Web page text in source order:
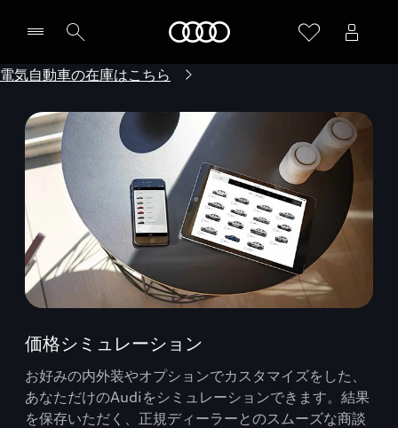
電気自動車の在庫はこちら
価格シミュレーション
お好みの内外装やオプションでカスタマイズをした、
あなただけのAudiをシミュレーションできます。結果
を保存いただく、正規ディーラーとのスムーズな商談